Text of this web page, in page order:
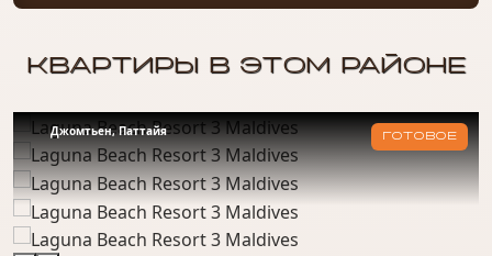
Рядом с комплексом находятся остановки
магазины и аптеки, банки и сервисные центры.
До пляжа Джомтьен — всего около 800 метров.
Кроме того, для собственников квартир действует
бесплатный трансфер.
КВАРТИРЫ В ЭТОМ РАЙОНЕ
Джомтьен, Паттайя ГОТОВОЕ